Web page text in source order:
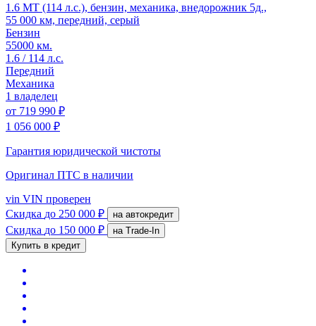
1.6 MT (114 л.с.), бензин, механика, внедорожник 5д.,
55 000 км, передний, серый
Бензин
55000 км.
1.6 / 114 л.с.
Передний
Механика
1 владелец
от 719 990 ₽
1 056 000 ₽
Гарантия юридической чистоты
Оригинал ПТС в наличии
vin VIN проверен
Скидка до 250 000 ₽ на автокредит
Скидка до 150 000 ₽
на Trade-In
Купить в кредит